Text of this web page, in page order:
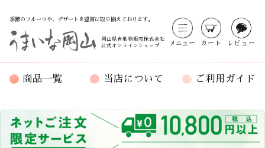
季節のフルーツや、デザートを豊富に取り揃えております。
岡山県青果物販売株式会社
公式オンラインショップ
メニュー カート レビュー
商品一覧 当店について ご利用ガイド